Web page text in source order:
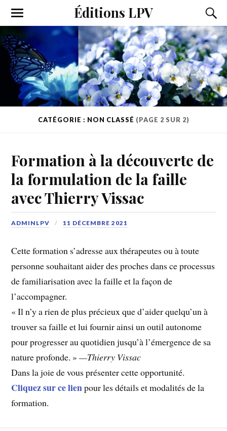
Éditions LPV
CATÉGORIE : NON CLASSÉ (PAGE 2 SUR 2)
Formation à la découverte de
la formulation de la faille
avec Thierry Vissac
ADMINLPV 11 DÉCEMBRE 2021
Cette formation s’adresse aux thérapeutes ou à toute
personne souhaitant aider des proches dans ce processus
de familiarisation avec la faille et la façon de
l’accompagner.
« Il n’y a rien de plus précieux que d’aider quelqu’un à
trouver sa faille et lui fournir ainsi un outil autonome
pour progresser au quotidien jusqu’à l’émergence de sa
nature profonde. »—Thierry Vissac
Dans la joie de vous présenter cette opportunité.
Cliquez sur ce lienpour les détails et modalités de la
formation.